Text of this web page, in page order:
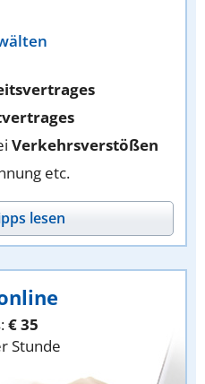
Verkehrsverstößen
etc.
lesen
€ 35
Stunde